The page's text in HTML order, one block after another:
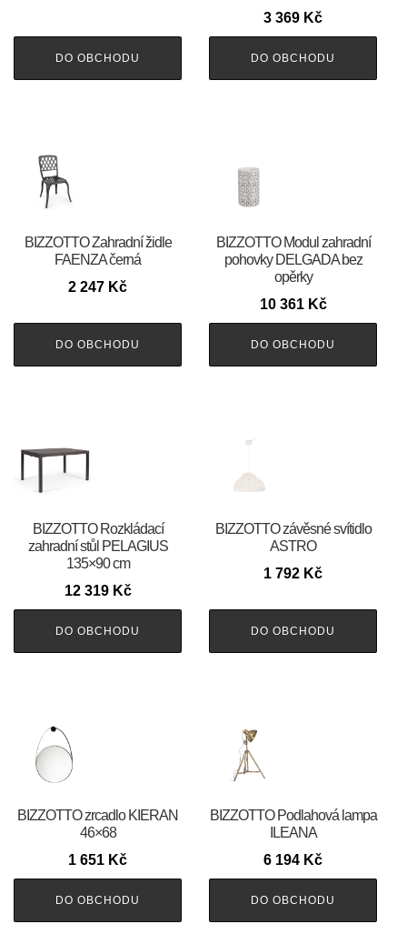
DO OBCHODU
3 369 Kč
DO OBCHODU
BIZZOTTO Zahradní židle
FAENZA černá
2 247 Kč
DO OBCHODU
BIZZOTTO Modul zahradní
pohovky DELGADA bez
opěrky
10 361 Kč
DO OBCHODU
BIZZOTTO Rozkládací
zahradní stůl PELAGIUS
135×90 cm
12 319 Kč
DO OBCHODU
BIZZOTTO závěsné svítidlo
ASTRO
1 792 Kč
DO OBCHODU
BIZZOTTO zrcadlo KIERAN
46×68
1 651 Kč
DO OBCHODU
BIZZOTTO Podlahová lampa
ILEANA
6 194 Kč
DO OBCHODU